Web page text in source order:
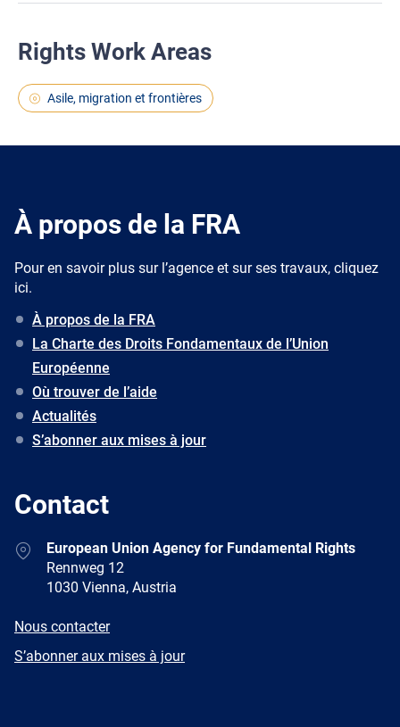
Rights Work Areas
Asile, migration et frontières
À propos de la FRA
Pour en savoir plus sur l’agence et sur ses travaux, cliquez
ici.
À propos de la FRA
La Charte des Droits Fondamentaux de l’Union
Européenne
Où trouver de l’aide
Actualités
S’abonner aux mises à jour
Contact
AddressEuropean Union Agency for Fundamental Rights
Rennweg 12
1030 Vienna, Austria
E-
Nous contacter
Newsletter
S’abonner aux mises à jour